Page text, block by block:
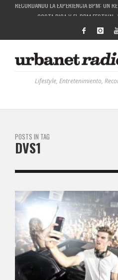
COSTA RICA Y EL BPM
RUTAS NATURBANAS: EL PROYECTO
LA HISTORIA DETRÁS DE LA MÚSICA
Lifestyle, Entretenimiento,
POSTS IN TAG
DVS1